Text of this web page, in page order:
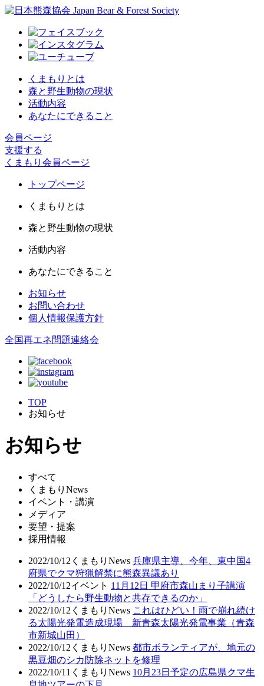
くまもりとは
森と野生動物の現状
活動内容
あなたにできること
会員ページ
支援する
くまもり会員ページ
トップページ
くまもりとは
森と野生動物の現状
活動内容
あなたにできること
お知らせ
お問い合わせ
個人情報保護方針
全国再エネ問題連絡会
TOP
お知らせ
お知らせ
すべて
くまもりNews
イベント・講演
メディア
要望・提案
採用情報
2022/10/12 くまもりNews 兵庫県主導、今年、東中国4
府県でクマ狩猟解禁に熊森異議あり
2022/10/12イベント 11月12日 甲府市森山まり子講演
「どうしたら野生動物と共存できるのか」
2022/10/12 くまもりNews これはひどい！雨で崩れ続け
る太陽光発電造成現場 新青森太陽光発電事業（青森
市新城山田）
2022/10/12 くまもりNews 都市ボランティアが、地元の
黒豆畑のシカ防除ネットを修理
2022/10/11 くまもりNews 10月23日予定の広島県クマ生